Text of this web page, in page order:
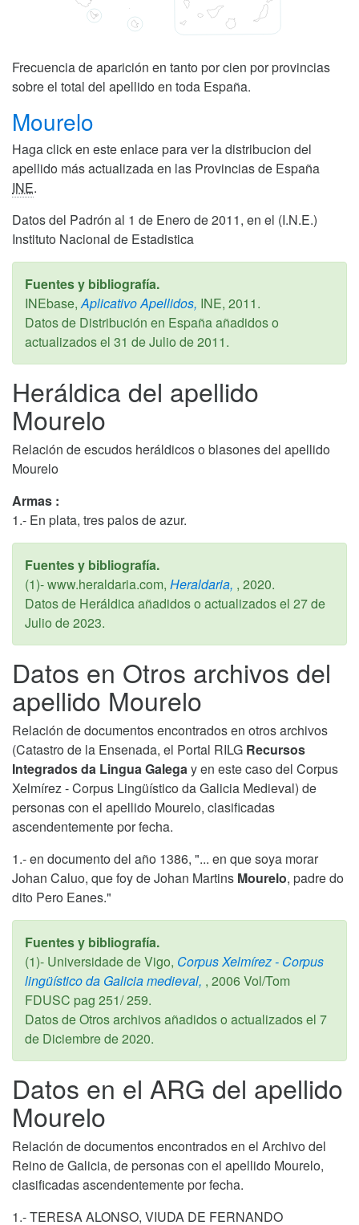
Frecuencia de aparición en tanto por cien por provincias
sobre el total del apellido en toda España.
Mourelo
Haga click en este enlace para ver la distribucion del
apellido más actualizada en las Provincias de España
INE.
Datos del Padrón al 1 de Enero de 2011, en el (I.N.E.)
Instituto Nacional de Estadistica
Fuentes y bibliografía.
INEbase, Aplicativo Apellidos, INE, 2011.
Datos de Distribución en España añadidos o
actualizados el 31 de Julio de 2011.
Heráldica del apellido
Mourelo
Relación de escudos heráldicos o blasones del apellido
Mourelo
Armas :
1.- En plata, tres palos de azur.
Fuentes y bibliografía.
(1)- www.heraldaria.com, Heraldaria, , 2020.
Datos de Heráldica añadidos o actualizados el 27 de
Julio de 2023.
Datos en Otros archivos del
apellido Mourelo
Relación de documentos encontrados en otros archivos
(Catastro de la Ensenada, el Portal RILG Recursos
Integrados da Lingua Galega y en este caso del Corpus
Xelmírez - Corpus Lingüístico da Galicia Medieval) de
personas con el apellido Mourelo, clasificadas
ascendentemente por fecha.
1.- en documento del año 1386, "... en que soya morar
Johan Caluo, que foy de Johan Martins Mourelo, padre do
dito Pero Eanes."
Fuentes y bibliografía.
(1)- Universidade de Vigo, Corpus Xelmírez - Corpus
lingüístico da Galicia medieval, , 2006Vol/Tom
FDUSC pag 251/ 259.
Datos de Otros archivos añadidos o actualizados el 7
de Diciembre de 2020.
Datos en el ARG del apellido
Mourelo
Relación de documentos encontrados en el Archivo del
Reino de Galicia, de personas con el apellido Mourelo,
clasificadas ascendentemente por fecha.
1.- TERESA ALONSO, VIUDA DE FERNANDO